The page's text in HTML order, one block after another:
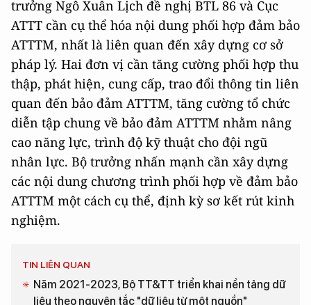
trưởng Ngô Xuân Lịch đề nghị BTL 86 và Cục
ATTT cần cụ thể hóa nội dung phối hợp đảm bảo
ATTTM, nhất là liên quan đến xây dựng cơ sở
pháp lý. Hai đơn vị cần tăng cường phối hợp thu
thập, phát hiện, cung cấp, trao đổi thông tin liên
quan đến bảo đảm ATTTM, tăng cường tổ chức
diễn tập chung về bảo đảm ATTTM nhằm nâng
cao năng lực, trình độ kỹ thuật cho đội ngũ
nhân lực. Bộ trưởng nhấn mạnh cần xây dựng
các nội dung chương trình phối hợp về đảm bảo
ATTTM một cách cụ thể, định kỳ sơ kết rút kinh
nghiệm.
TIN LIÊN QUAN
Năm 2021-2023, Bộ TT&TT triển khai nền tảng dữ
liệu theo nguyên tắc "dữ liệu từ một nguồn"